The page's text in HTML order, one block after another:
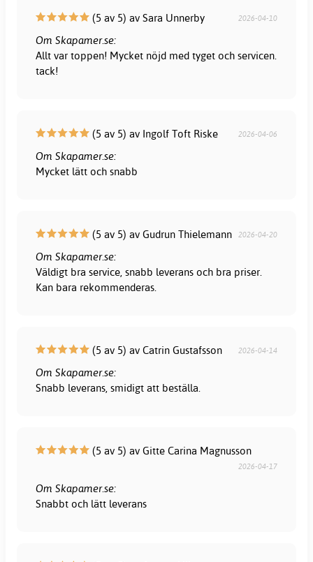
(5 av 5) av Sara Unnerby 2026-04-10
Om Skapamer.se:
Allt var toppen! Mycket nöjd med tyget och servicen.
tack!
(5 av 5) av Ingolf Toft Riske 2026-04-06
Om Skapamer.se:
Mycket lätt och snabb
(5 av 5) av Gudrun Thielemann 2026-04-20
Om Skapamer.se:
Väldigt bra service, snabb leverans och bra priser.
Kan bara rekommenderas.
(5 av 5) av Catrin Gustafsson 2026-04-14
Om Skapamer.se:
Snabb leverans, smidigt att beställa.
(5 av 5) av Gitte Carina Magnusson
2026-04-17
Om Skapamer.se:
Snabbt och lätt leverans